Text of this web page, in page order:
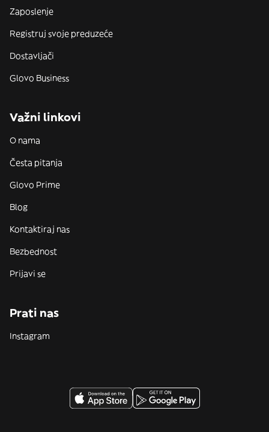
Zaposlenje
Registruj svoje preduzeće
Dostavljači
Glovo Business
Važni linkovi
O nama
Česta pitanja
Glovo Prime
Blog
Kontaktiraj nas
Bezbednost
Prijavi se
Prati nas
Instagram